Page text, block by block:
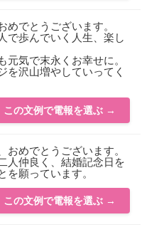
めでとうございます。
で歩んでいく人生、楽し
元気で末永くお幸せに。
を沢山増やしていってく
この文例で電報を選ぶ →
おめでとうございます。
人仲良く、結婚記念日を
を願っています。
この文例で電報を選ぶ →